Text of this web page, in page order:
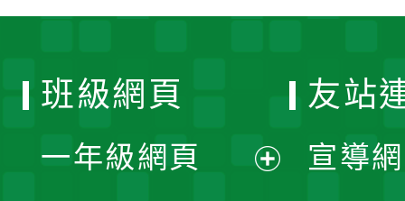
班級網頁
一年級網頁
友站
宣導